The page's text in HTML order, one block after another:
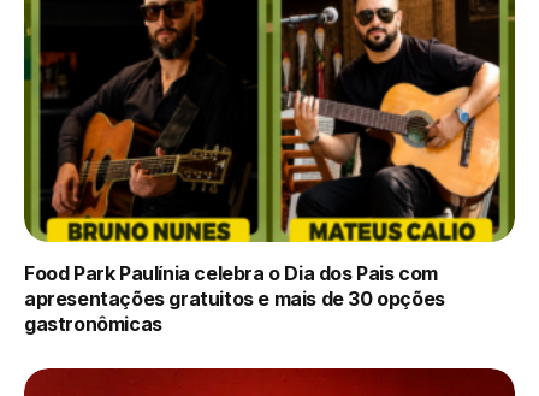
Food Park Paulínia celebra o Dia dos Pais com
apresentações gratuitos e mais de 30 opções
gastronômicas